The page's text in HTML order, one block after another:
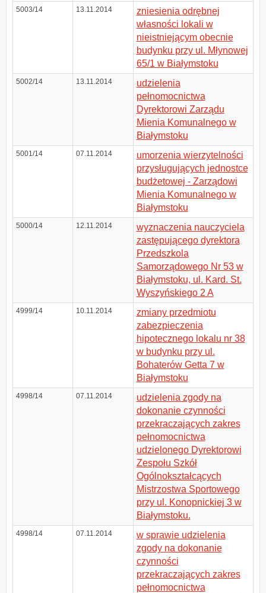
5003/14 13.11.2014
zniesienia odrębnej
własności lokali w
nieistniejącym obecnie
budynku przy ul. Młynowej
65/1 w Białymstoku
5002/14 13.11.2014
udzielenia
pełnomocnictwa
Dyrektorowi Zarządu
Mienia Komunalnego w
Białymstoku
5001/14 07.11.2014
umorzenia wierzytelności
przysługujących jednostce
budżetowej - Zarządowi
Mienia Komunalnego w
Białymstoku
5000/14 12.11.2014
wyznaczenia nauczyciela
zastępującego dyrektora
Przedszkola
Samorządowego Nr 53 w
Białymstoku, ul. Kard. St.
Wyszyńskiego 2 A
4999/14 10.11.2014
zmiany przedmiotu
zabezpieczenia
hipotecznego lokalu nr 38
w budynku przy ul.
Bohaterów Getta 7 w
Białymstoku
4998/14 07.11.2014
udzielenia zgody na
dokonanie czynności
przekraczających zakres
pełnomocnictwa
udzielonego Dyrektorowi
Zespołu Szkół
Ogólnokształcących
Mistrzostwa Sportowego
przy ul. Konopnickiej 3 w
Białymstoku.
4998/14 07.11.2014
w sprawie udzielenia
zgody na dokonanie
czynności
przekraczających zakres
pełnomocnictwa